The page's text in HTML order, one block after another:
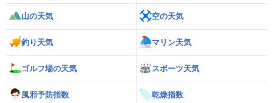
山の天気 空の天気
釣り天気 マリン天気
ゴルフ場の天気 スポーツ天気
風邪予防指数 乾燥指数